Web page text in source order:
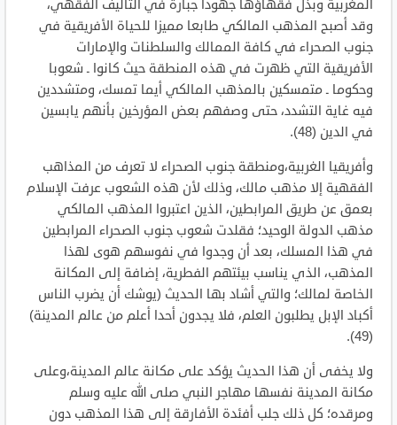
المغربية وبذل فقهاؤها جهودا جبارة في التأليف الفقهي،
وقد أصبح المذهب المالكي طابعا مميزا للحياة الأفريقية في
جنوب الصحراء في كافة الممالك والسلطنات والإمارات
الأفريقية التي ظهرت في هذه المنطقة حيث كانوا ـ شعوبا
وحكوما ـ متمسكين بالمذهب المالكي أيما تمسك، ومتشددين
فيه غاية التشدد، حتى وصفهم بعض المؤرخين بأنهم يابسين
في الدين (48).
وأفريقيا الغربية،ومنطقة جنوب الصحراء لا تعرف من المذاهب
الفقهية إلا مذهب مالك، وذلك لأن هذه الشعوب عرفت الإسلام
بعمق عن طريق المرابطين، الذين اعتبروا المذهب المالكي
مذهب الدولة الوحيد؛ فقلدت شعوب جنوب الصحراء المرابطين
في هذا المسلك، بعد أن وجدوا في نفوسهم هوى لهذا
المذهب، الذي يناسب بيئتهم الفطرية، إضافة إلى المكانة
الخاصة لمالك؛ والتي أشاد بها الحديث (يوشك أن يضرب الناس
أكباد الإبل يطلبون العلم، فلا يجدون أحدا أعلم من عالم المدينة)
(49).
ولا يخفى أن هذا الحديث يؤكد على مكانة عالم المدينة،وعلى
مكانة المدينة نفسها مهاجر النبي صلى الله عليه وسلم
ومرقده؛ كل ذلك جلب أفئدة الأفارقة إلى هذا المذهب دون